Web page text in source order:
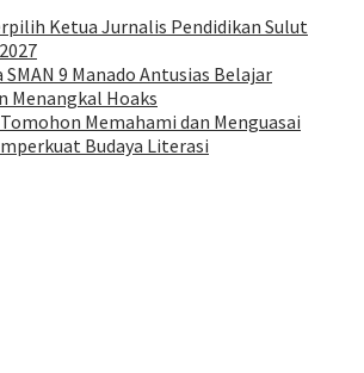
Ketua Jurnalis Pendidikan Sulut
SMAN 9 Manado Antusias Belajar
Menangkal Hoaks
Tomohon Memahami dan Menguasai
Budaya Literasi